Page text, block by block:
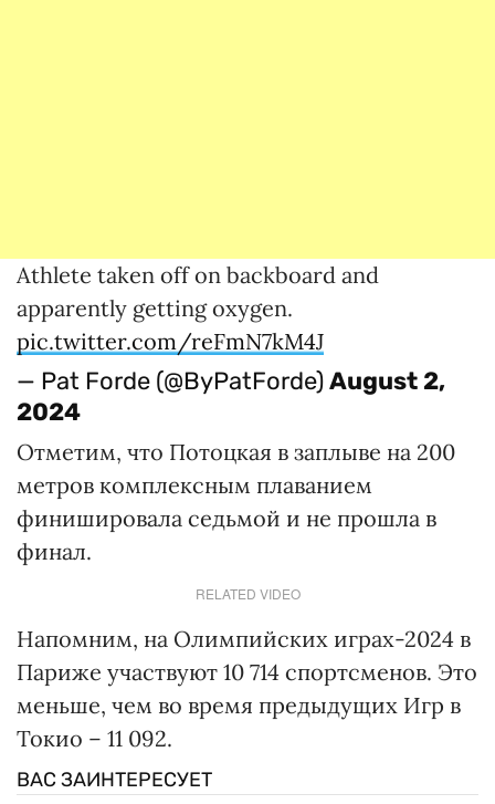
Athlete taken off on backboard and
apparently getting oxygen.
pic.twitter.com/reFmN7kM4J
— Pat Forde (@ByPatForde)August 2,
2024
Отметим, что Потоцкая в заплыве на 200
метров комплексным плаванием
финишировала седьмой и не прошла в
финал.
RELATED VIDEO
Напомним, на Олимпийских играх-2024 в
Париже участвуют 10 714 спортсменов. Это
меньше, чем во время предыдущих Игр в
Токио – 11 092.
ВАС ЗАИНТЕРЕСУЕТ